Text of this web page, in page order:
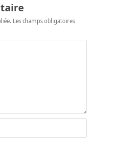
Les champs obligatoires